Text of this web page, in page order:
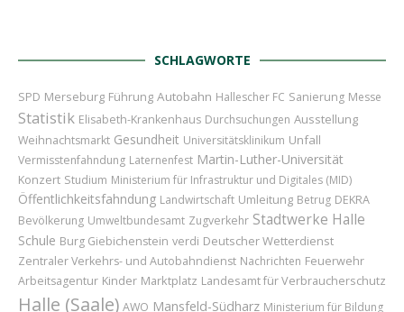
SCHLAGWORTE
SPD Merseburg Führung Autobahn Hallescher FC Sanierung Messe
Statistik Elisabeth-Krankenhaus Durchsuchungen Ausstellung
Weihnachtsmarkt Gesundheit Universitätsklinikum Unfall
Vermisstenfahndung Laternenfest Martin-Luther-Universität
Konzert Studium Ministerium für Infrastruktur und Digitales (MID)
Öffentlichkeitsfahndung Landwirtschaft Umleitung Betrug DEKRA
Bevölkerung Umweltbundesamt Zugverkehr Stadtwerke Halle
Schule Burg Giebichenstein verdi Deutscher Wetterdienst
Zentraler Verkehrs- und Autobahndienst Nachrichten Feuerwehr
Arbeitsagentur Kinder Marktplatz Landesamt für Verbraucherschutz
Halle (Saale) AWO Mansfeld-Südharz Ministerium für Bildung